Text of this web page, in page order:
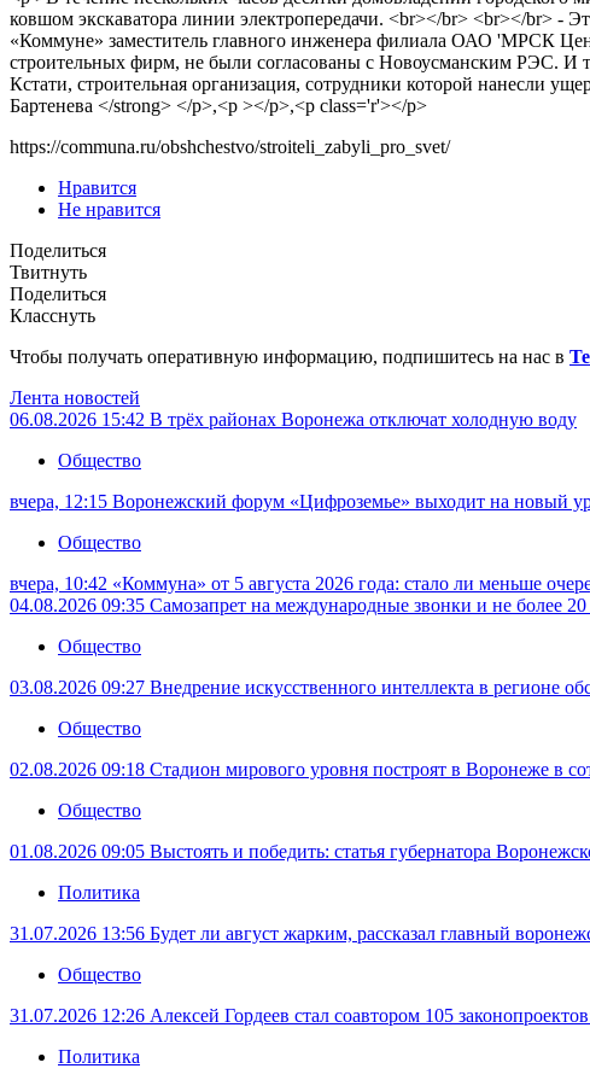
ковшом экскаватора линии электропередачи. <br></br> <br></br> -
«Коммуне» заместитель главного инженера филиала ОАО 'МРСК
строительных фирм, не были согласованы с Новоусманским РЭС. И
Кстати, строительная организация, сотрудники которой нанесли
Бартенева </strong> </p>,<p ></p>,<p class='r'></p>
https://communa.ru/obshchestvo/stroiteli_zabyli_pro_svet/
Нравится
Не нравится
Поделиться
Твитнуть
Поделиться
Класснуть
Чтобы получать оперативную информацию, подпишитесь на нас в
Лента новостей
06.08.2026 15:42 В трёх районах Воронежа отключат холодную воду
Общество
вчера, 12:15 Воронежский форум «Цифроземье» выходит на новый
Общество
вчера, 10:42 «Коммуна» от 5 августа 2026 года: стало ли меньше
04.08.2026 09:35 Самозапрет на международные звонки и не более
Общество
03.08.2026 09:27 Внедрение искусственного интеллекта в регионе
Общество
02.08.2026 09:18 Стадион мирового уровня построят в Воронеже в
Общество
01.08.2026 09:05 Выстоять и победить: статья губернатора
Политика
31.07.2026 13:56 Будет ли август жарким, рассказал главный
Общество
31.07.2026 12:26 Алексей Гордеев стал соавтором 105
Политика